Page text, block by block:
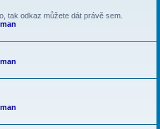
tak odkaz můžete dát právě sem.